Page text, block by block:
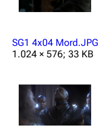
Von A
Filme
SG1 4x04 Mord.JPG
1.024 × 576; 33 KB